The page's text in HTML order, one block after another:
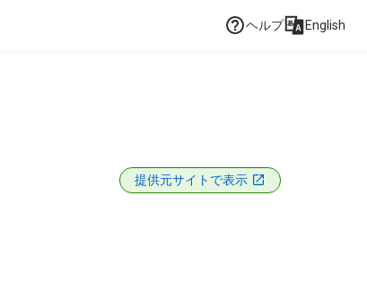
ヘルプ English
提供元サイトで表示